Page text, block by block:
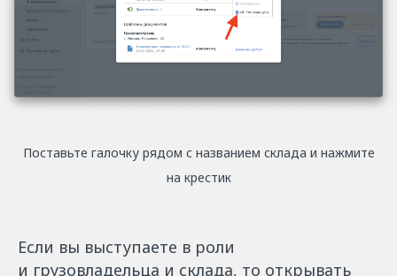
Поставьте галочку рядом с названием склада и нажмите
на крестик
Если вы выступаете в роли
и грузовладельца и склада, то открывать